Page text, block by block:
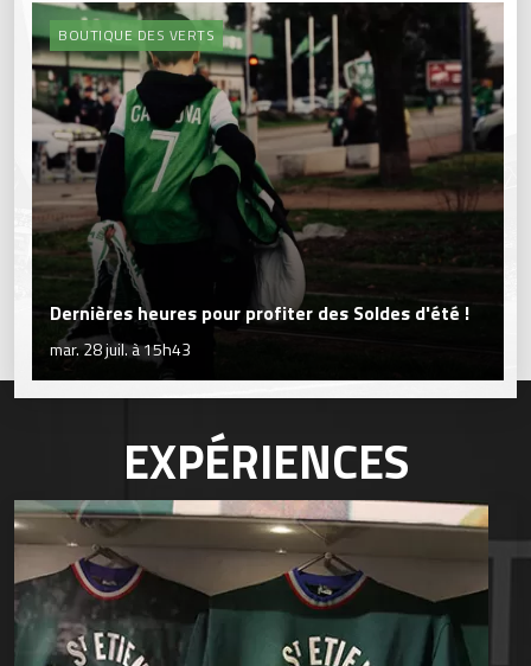
BOUTIQUE DES VERTS
Dernières heures pour profiter des Soldes d'été !
mar. 28 juil. à 15h43
EXPÉRIENCES